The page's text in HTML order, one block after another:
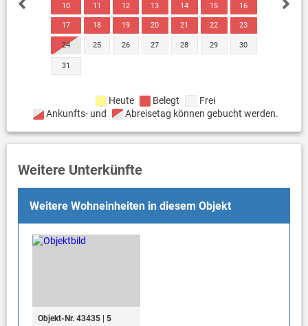
10 11 12 13 14 15 16
17 18 19 20 21 22 23
24 25 26 27 28 29 30
31
Heute Belegt
Frei
Ankunfts- und
Abreisetag können gebucht werden.
Weitere Unterkünfte
Weitere Wohneinheiten in diesem Objekt
Objekt-Nr. 43435 | 5